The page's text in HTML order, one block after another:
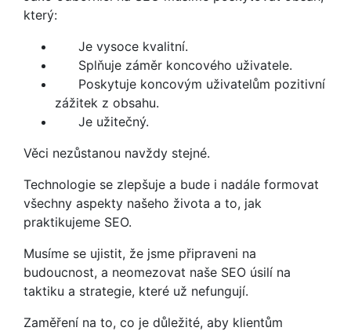
který:
Je vysoce kvalitní.
Splňuje záměr koncového uživatele.
Poskytuje koncovým uživatelům pozitivní
zážitek z obsahu.
Je užitečný.
Věci nezůstanou navždy stejné.
Technologie se zlepšuje a bude i nadále formovat
všechny aspekty našeho života a to, jak
praktikujeme SEO.
Musíme se ujistit, že jsme připraveni na
budoucnost, a neomezovat naše SEO úsilí na
taktiku a strategie, které už nefungují.
Zaměření na to, co je důležité, aby klientům